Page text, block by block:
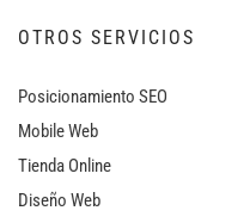
OTROS SERVICIOS
Posicionamiento SEO
Mobile Web
Tienda Online
Diseño Web